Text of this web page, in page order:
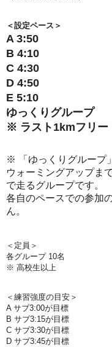
＜設定ペース＞
A 3:50
B 4:10
C 4:30
D 4:50
E 5:10
ゆっくりグループ
※ ラスト1kmフリー
※ 「ゆっくりグループ
ウォーミングアップま
で走るグループです。
各自のペースでの参加
ん。
＜定員＞
各グループ 10名
※ 高校生以上
＜練習強度の目安＞
A サブ3:00が目標
B サブ3:15が目標
C サブ3:30が目標
D サブ3:45が目標